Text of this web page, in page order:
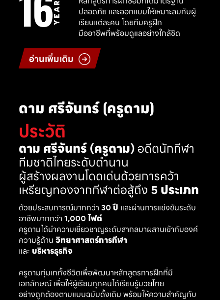
YEARS
ปลอดภัย และออกแบบให้เหมาะสมกับผู้
เรียนแต่ละคน โดยทีมครูฝึก
มืออาชีพที่พร้อมดูแลอย่างใกล้ชิด
อ่านเพิ่มเติม
ดาม ศรีจันทร์ (ครูดาม)
ประวัติ
ดาม ศรีจันทร์ (ครูดาม)อดีตนักกีฬา
ทีมชาติไทยระดับตำนาน
ผู้สร้างผลงานโดดเด่นด้วยการคว้า
เหรียญทองจากกีฬาต่อสู้ถึง 5 ประเภท
ด้วยประสบการณ์มากกว่า 30 ปี และผ่านการแข่งขันระดับ
อาชีพมากกว่า 1,000 ไฟต์
ครูดามได้นำความเชี่ยวชาญระดับสากลมาผสานเข้ากับองค์
ความรู้ด้าน วิทยาศาสตร์การกีฬา
และ บริหารธุรกิจ
ครูดามทุ่มเททั้งชีวิตเพื่อพัฒนาหลักสูตรการฝึกที่มี
เอกลักษณ์ เพื่อให้ผู้เรียนทุกคนได้เรียนรู้มวยไทย
อย่างถูกต้องตามแบบฉบับดั้งเดิม พร้อมให้ความสำคัญกับ